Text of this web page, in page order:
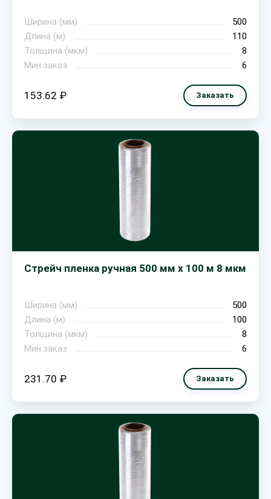
Ширина (мм)
500
Длина (м)
110
Толщина (мкм)
8
Мин.заказ
6
153.62 ₽ Заказать
Стрейч пленка ручная 500 мм х 100 м 8 мкм
Ширина (мм)
500
Длина (м)
100
Толщина (мкм)
8
Мин.заказ
6
231.70 ₽ Заказать